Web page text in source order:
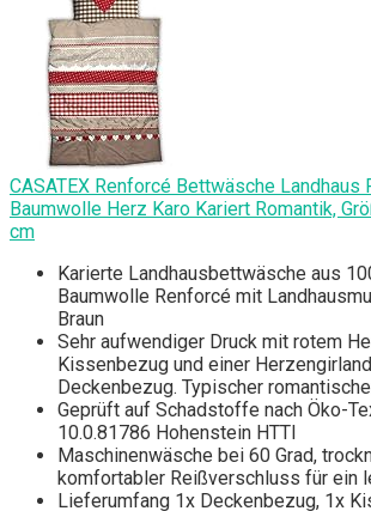
CASATEX Renforcé Bettwäsche Landhaus
Baumwolle Herz Karo Kariert Romantik,
cm
Karierte Landhausbettwäsche aus
Baumwolle Renforcé mit
Braun
Sehr aufwendiger Druck mit rotem
Kissenbezug und einer
Deckenbezug. Typischer
Geprüft auf Schadstoffe nach Öko-
10.0.81786 Hohenstein HTTI
Maschinenwäsche bei 60 Grad,
komfortabler Reißverschluss für ein
Lieferumfang 1x Deckenbezug, 1x